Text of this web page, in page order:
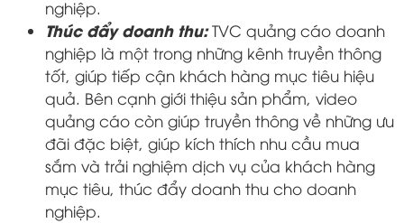
nghiệp.
Thúc đẩy doanh thu: TVC quảng cáo doanh
nghiệp là một trong những kênh truyền thông
tốt, giúp tiếp cận khách hàng mục tiêu hiệu
quả. Bên cạnh giới thiệu sản phẩm, video
quảng cáo còn giúp truyền thông về những ưu
đãi đặc biệt, giúp kích thích nhu cầu mua
sắm và trải nghiệm dịch vụ của khách hàng
mục tiêu, thúc đẩy doanh thu cho doanh
nghiệp.